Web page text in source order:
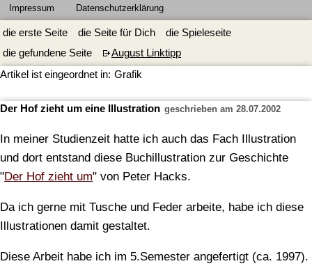
Impressum Datenschutzerklärung
die erste Seite die Seite für Dich
die Spieleseite
die gefundene Seite
August Linktipp
Artikel ist eingeordnet in: Grafik
Der Hof zieht um eine Illustration geschrieben am 28.07.2002
In meiner Studienzeit hatte ich auch das Fach Illustration
und dort entstand diese Buchillustration zur Geschichte
"Der Hof zieht um" von Peter Hacks.
Da ich gerne mit Tusche und Feder arbeite, habe ich diese
Illustrationen damit gestaltet.
Diese Arbeit habe ich im 5.Semester angefertigt (ca. 1997).